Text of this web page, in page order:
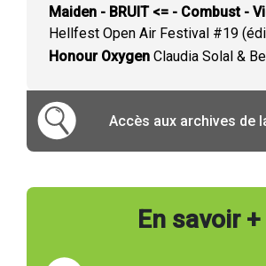
Maiden - BRUIT <= - Combust -
Hellfest Open Air Festival #19
Honour Oxygen Claudia Solal &
Accès aux archives de
En savoir +